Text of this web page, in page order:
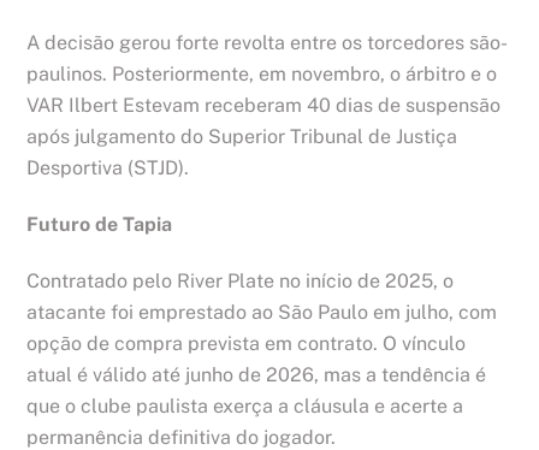
A decisão gerou forte revolta entre os torcedores são-
paulinos. Posteriormente, em novembro, o árbitro e o
VAR Ilbert Estevam receberam 40 dias de suspensão
após julgamento do Superior Tribunal de Justiça
Desportiva (STJD).
Futuro de Tapia
Contratado pelo River Plate no início de 2025, o
atacante foi emprestado ao São Paulo em julho, com
opção de compra prevista em contrato. O vínculo
atual é válido até junho de 2026, mas a tendência é
que o clube paulista exerça a cláusula e acerte a
permanência definitiva do jogador.